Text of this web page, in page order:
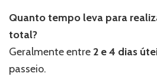
Quanto tempo leva para
total?
Geralmente entre 2 e 4 dias
passeio.